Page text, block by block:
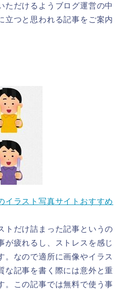
ただけるようブログ運営の中
立つと思われる記事をご案内
イラスト写真サイトおすすめ
トだけ詰まった記事というの
が疲れるし、ストレスを感じ
。なので適所に画像やイラス
な記事を書く際には意外と重
。この記事では無料で使う事